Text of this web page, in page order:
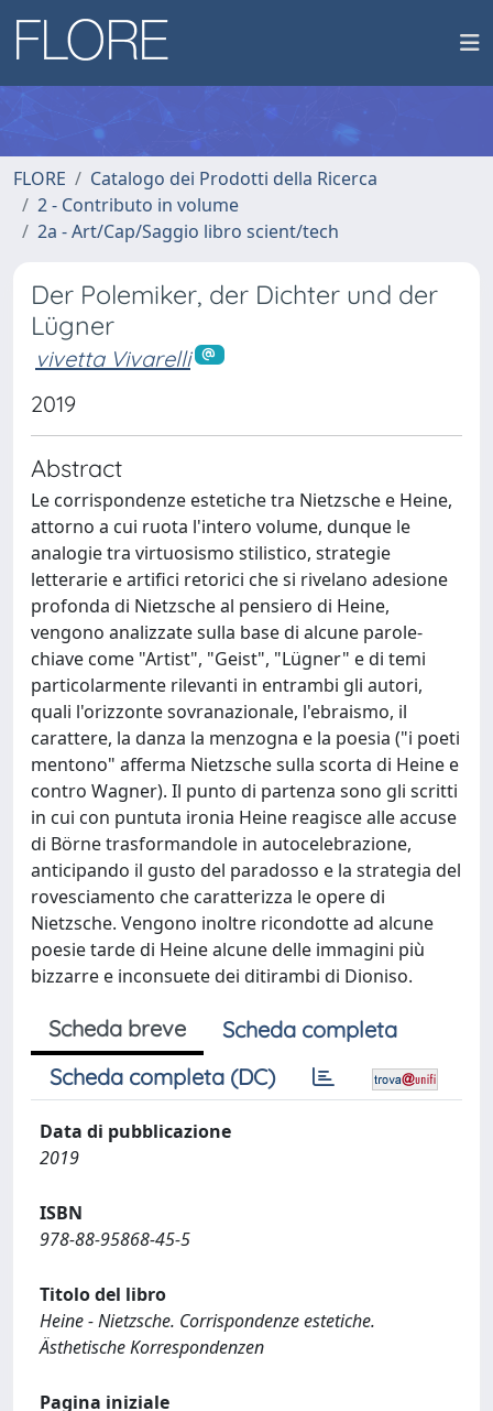
FLORE
Catalogo dei Prodotti della Ricerca
2 - Contributo in volume
2a - Art/Cap/Saggio libro scient/tech
Der Polemiker, der Dichter und der
Lügner
vivetta Vivarelli
2019
Abstract
Le corrispondenze estetiche tra Nietzsche e Heine,
attorno a cui ruota l'intero volume, dunque le
analogie tra virtuosismo stilistico, strategie
letterarie e artifici retorici che si rivelano adesione
profonda di Nietzsche al pensiero di Heine,
vengono analizzate sulla base di alcune parole-
chiave come "Artist", "Geist", "Lügner" e di temi
particolarmente rilevanti in entrambi gli autori,
quali l'orizzonte sovranazionale, l'ebraismo, il
carattere, la danza la menzogna e la poesia ("i poeti
mentono" afferma Nietzsche sulla scorta di Heine e
contro Wagner). Il punto di partenza sono gli scritti
in cui con puntuta ironia Heine reagisce alle accuse
di Börne trasformandole in autocelebrazione,
anticipando il gusto del paradosso e la strategia del
rovesciamento che caratterizza le opere di
Nietzsche. Vengono inoltre ricondotte ad alcune
poesie tarde di Heine alcune delle immagini più
bizzarre e inconsuete dei ditirambi di Dioniso.
Scheda breve
Scheda completa
Scheda completa (DC)
Data di pubblicazione
2019
ISBN
978-88-95868-45-5
Titolo del libro
Heine - Nietzsche. Corrispondenze estetiche.
Ästhetische Korrespondenzen
Pagina iniziale